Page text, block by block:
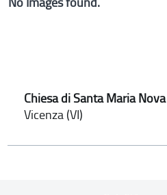
Chiesa di Santa Maria Nova
Vicenza (VI)